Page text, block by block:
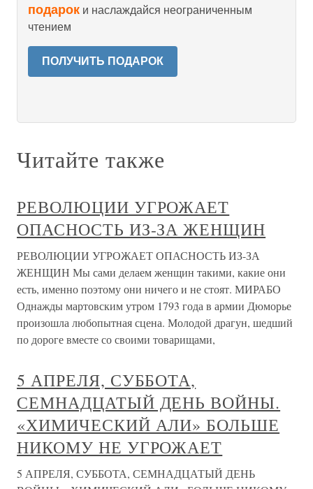
подарок и наслаждайся неограниченным
чтением
ПОЛУЧИТЬ ПОДАРОК
Читайте также
РЕВОЛЮЦИИ УГРОЖАЕТ
ОПАСНОСТЬ ИЗ-ЗА ЖЕНЩИН
РЕВОЛЮЦИИ УГРОЖАЕТ ОПАСНОСТЬ ИЗ-ЗА
ЖЕНЩИН Мы сами делаем женщин такими, какие они
есть, именно поэтому они ничего и не стоят. МИРАБО
Однажды мартовским утром 1793 года в армии Дюморье
произошла любопытная сцена. Молодой драгун, шедший
по дороге вместе со своими товарищами,
5 АПРЕЛЯ, СУББОТА,
СЕМНАДЦАТЫЙ ДЕНЬ ВОЙНЫ.
«ХИМИЧЕСКИЙ АЛИ» БОЛЬШЕ
НИКОМУ НЕ УГРОЖАЕТ
5 АПРЕЛЯ, СУББОТА, СЕМНАДЦАТЫЙ ДЕНЬ